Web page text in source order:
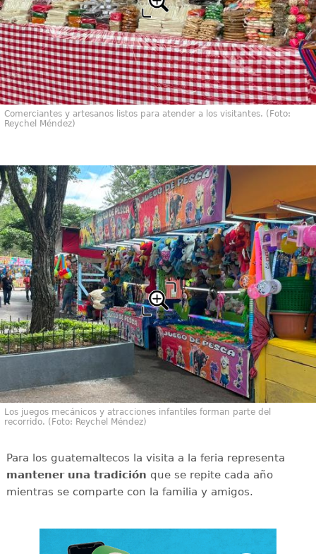
Comerciantes y artesanos listos para atender a los visitantes. (Foto:
Reychel Méndez)
Los juegos mecánicos y atracciones infantiles forman parte del
recorrido. (Foto: Reychel Méndez)
Para los guatemaltecos la visita a la feria representa
mantener una tradición que se repite cada año
mientras se comparte con la familia y amigos.